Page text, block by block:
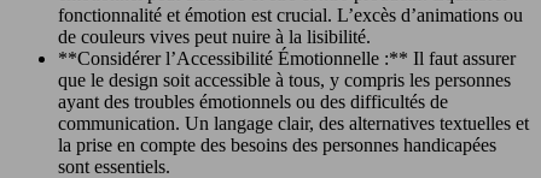
fonctionnalité et émotion est crucial. L’excès d’animations ou
de couleurs vives peut nuire à la lisibilité.
**Considérer l’Accessibilité Émotionnelle :** Il faut assurer
que le design soit accessible à tous, y compris les personnes
ayant des troubles émotionnels ou des difficultés de
communication. Un langage clair, des alternatives textuelles et
la prise en compte des besoins des personnes handicapées
sont essentiels.